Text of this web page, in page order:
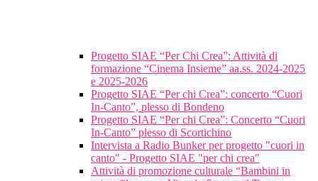
Progetto SIAE “Per Chi Crea”: Attività di
formazione “Cinema Insieme” aa.ss. 2024-2025
e 2025-2026
Progetto SIAE “Per chi Crea”: concerto “Cuori
In-Canto”, plesso di Bondeno
Progetto SIAE “Per chi Crea”: Concerto “Cuori
In-Canto” plesso di Scortichino
Intervista a Radio Bunker per progetto "cuori in
canto" - Progetto SIAE "per chi crea"
Attività di promozione culturale “Bambini in